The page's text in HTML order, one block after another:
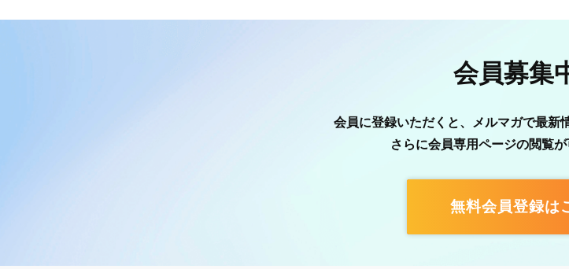
会員募集
会員に登録いただくと、メルマガで最新
さらに会員専用ページの閲覧が
無料会員登録は